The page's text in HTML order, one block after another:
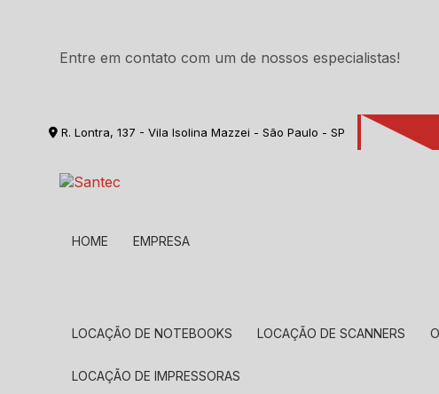
Entre em contato com um de nossos especialistas!
R. Lontra, 137 - Vila Isolina Mazzei - São Paulo - SP
HOME EMPRESA
LOCAÇÃO DE NOTEBOOKS LOCAÇÃO DE SCANNERS
LOCAÇÃO DE IMPRESSORAS